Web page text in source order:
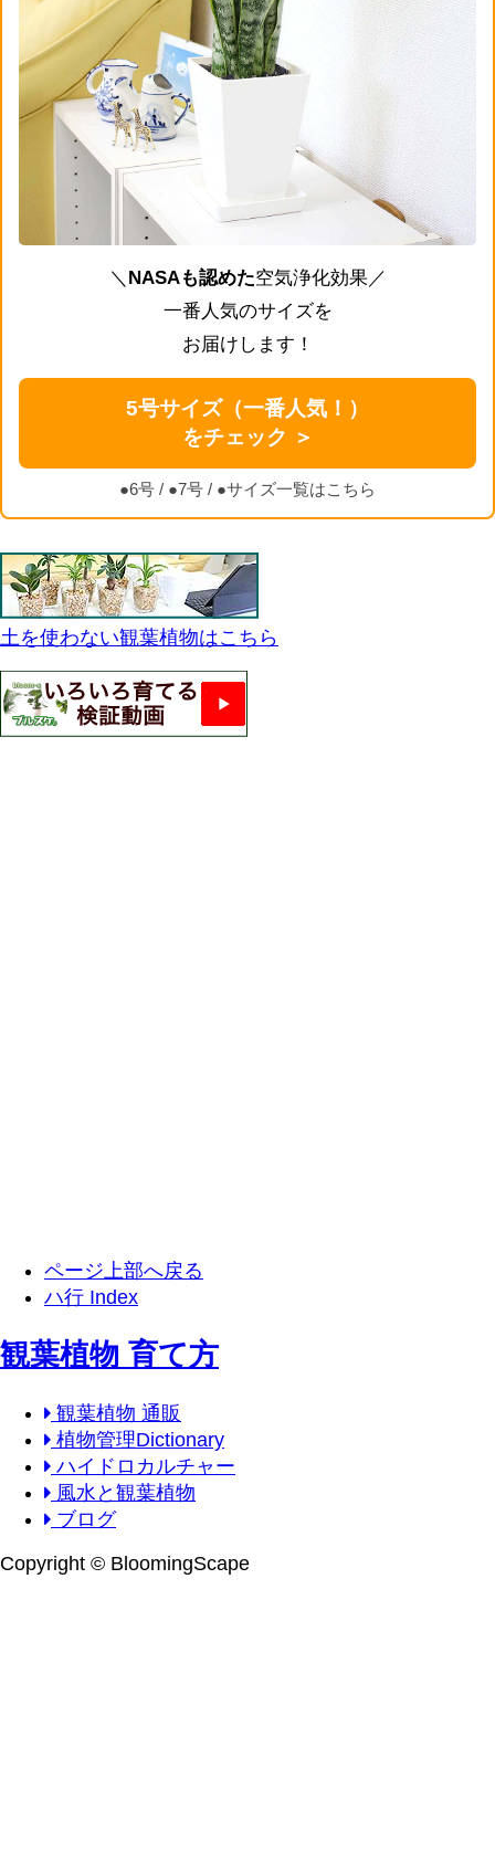
＼ NASAも認めた空気浄化効果／
一番人気のサイズを
お届けします！
5号サイズ（一番人気！）
をチェック ＞
●6号 / ●7号 / ●サイズ一覧はこちら
土を使わない観葉植物はこちら
ページ上部へ戻る
ハ行 Index
観葉植物 育て方
観葉植物 通販
植物管理Dictionary
ハイドロカルチャー
風水と観葉植物
ブログ
Copyright © BloomingScape